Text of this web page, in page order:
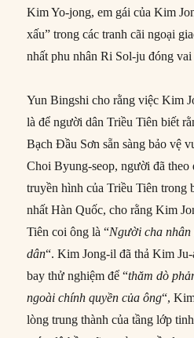
Kim Yo-jong, em gái của Kim
xấu” trong các tranh cãi ngoại
nhất phu nhân Ri Sol-ju đóng
Yun Bingshi cho rằng việc Kim
là để người dân Triều Tiên biết
Bạch Đầu Sơn sẵn sàng bảo vệ
Choi Byung-seop, người đã theo
truyền hình của Triều Tiên trong
nhất Hàn Quốc, cho rằng Kim
Tiên coi ông là “Người cha
dân“. Kim Jong-il đã thả Kim
bay thử nghiệm để “thămdò
ngoài chính quyền của ông“,
lòng trung thành của tầng lớp